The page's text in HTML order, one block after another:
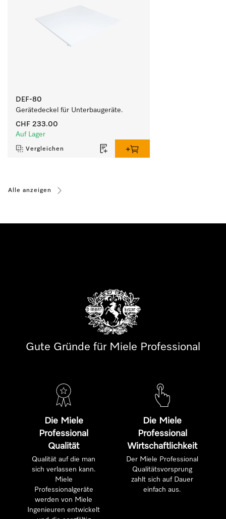
DEF-80
Gerätedeckel für Unterbaugeräte.
CHF 233.00
Auf Lager
Vergleichen
Alle anzeigen
Gute Gründe für Miele Professional
Die Miele
Professional
Qualität
Qualität auf die man
sich verlassen kann.
Miele
Professionalgeräte
werden von Miele
Ingenieuren entwickelt
Die Miele
Professional
Wirtschaftlichkeit
Der Miele Professional
Qualitätsvorsprung
zahlt sich auf Dauer
einfach aus.